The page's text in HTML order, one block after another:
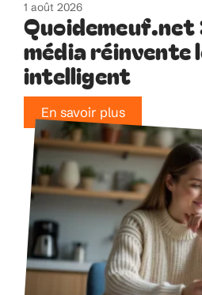
1 août 2026
Quoidemeuf.net
média réinvente
intelligent
En savoir plus